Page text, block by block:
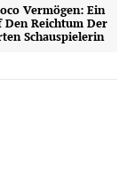
Vermögen: Ein
Den Reichtum Der
Schauspielerin